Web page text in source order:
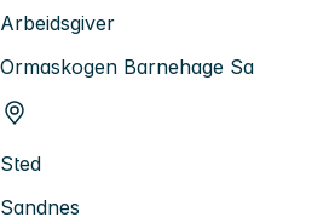
Arbeidsgiver
Ormaskogen Barnehage Sa
Sted
Sandnes